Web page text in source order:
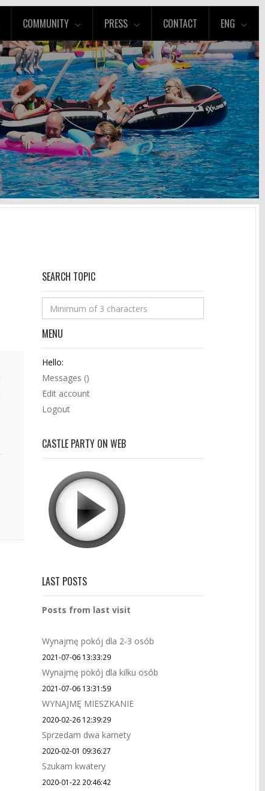
COMMUNITY PRESS CONTACT ENG
SEARCH TOPIC
MENU
Hello:
Messages ()
Edit account
Logout
CASTLE PARTY ON WEB
LAST POSTS
Posts from last visit
Wynajmę pokój dla 2-3 osób
2021-07-06 13:33:29
Wynajmę pokój dla kilku osób
2021-07-06 13:31:59
WYNAJMĘ MIESZKANIE
2020-02-26 12:39:29
Sprzedam dwa karnety
2020-02-01 09:36:27
Szukam kwatery
2020-01-22 20:46:42